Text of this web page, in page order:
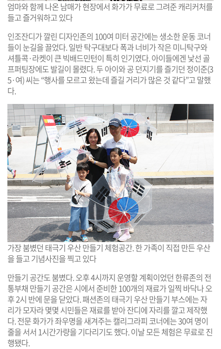
엄마와 함께 나온 남매가 현장에서 화가가 무료로 그려준 캐리커처를
들고 즐거워하고 있다
인조잔디가 깔린 디자인존의 100여 미터 공간에는 생소한 운동 코너
들이 눈길을 끌었다. 일반 탁구대보다 폭과 너비가 작은 미니탁구와
셔틀콕·라켓이 큰 빅배드민턴이 특히 인기였다. 아이들에겐 낯선 골
프퍼팅장에도 발길이 몰렸다. 두 아이와 공 던지기를 즐기던 정이준(3
5·여) 씨는 “행사를 모르고 왔는데 즐길 거리가 많은 것 같다”고 말했
다.
가장 붐볐던 태극기 우산 만들기 체험공간. 한 가족이 직접 만든 우산
을 들고 기념사진을 찍고 있다
만들기 공간도 붐볐다. 오후 4시까지 운영할 계획이었던 한류존의 전
통부채 만들기 공간은 시에서 준비한 100개의 재료가 일찍 바닥나 오
후 2시 반에 문을 닫았다. 패션존의 태극기 우산 만들기 부스에는 자
리가 모자라 몇몇 시민들은 재료를 받아 잔디에 자리를 깔고 제작했
다. 전문 화가가 좌우명을 새겨주는 캘리그라피 코너에는 30여 명이
줄을 서서 1시간가량을 기다리기도 했다. 이날 모든 체험은 무료로 진
행됐다.